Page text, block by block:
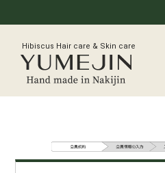
Hibiscus Hair care & Skin care